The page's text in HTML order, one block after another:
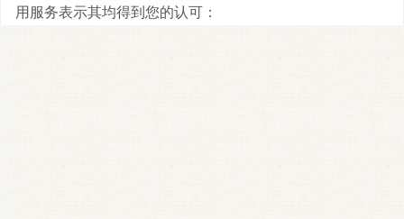
用服务表示其均得到您的认可：